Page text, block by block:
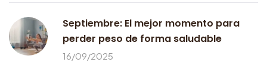
Septiembre: El mejor momento para
perder peso de forma saludable
16/09/2025